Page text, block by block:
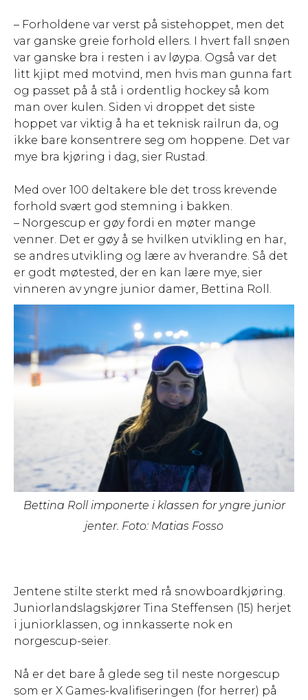
– Forholdene var verst på sistehoppet, men det
var ganske greie forhold ellers. I hvert fall snøen
var ganske bra i resten i av løypa. Også var det
litt kjipt med motvind, men hvis man gunna fart
og passet på å stå i ordentlig hockey så kom
man over kulen. Siden vi droppet det siste
hoppet var viktig å ha et teknisk railrun da, og
ikke bare konsentrere seg om hoppene. Det var
mye bra kjøring i dag, sier Rustad.
Med over 100 deltakere ble det tross krevende
forhold svært god stemning i bakken.
– Norgescup er gøy fordi en møter mange
venner. Det er gøy å se hvilken utvikling en har,
se andres utvikling og lære av hverandre. Så det
er godt møtested, der en kan lære mye, sier
vinneren av yngre junior damer, Bettina Roll.
Bettina Roll imponerte i klassen for yngre junior
jenter. Foto: Matias Fosso
Jentene stilte sterkt med rå snowboardkjøring.
Juniorlandslagskjører Tina Steffensen (15) herjet
i juniorklassen, og innkasserte nok en
norgescup-seier.
Nå er det bare å glede seg til neste norgescup
som er X Games-kvalifiseringen (for herrer) på